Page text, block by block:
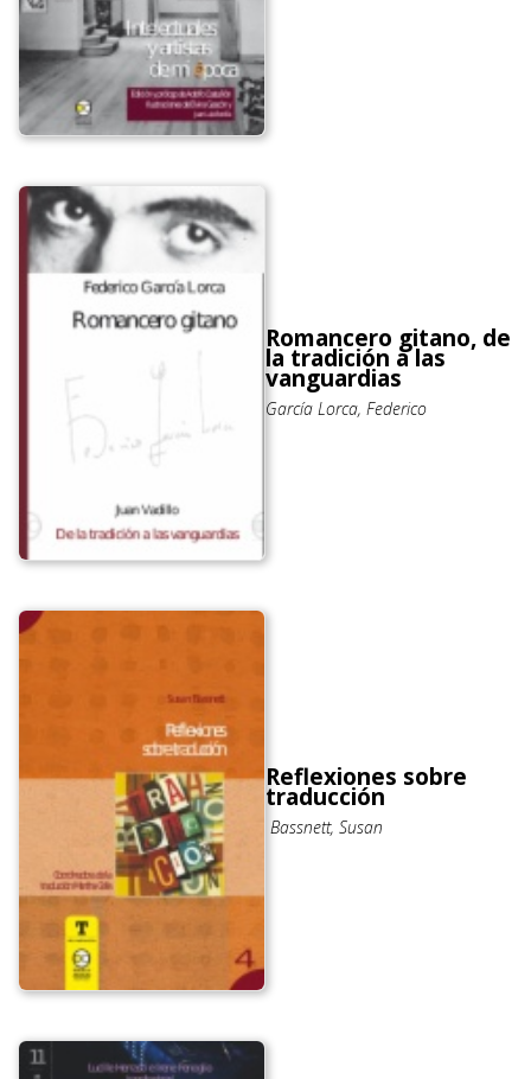
Romancero gitano, de
la tradición a las
vanguardias
García Lorca, Federico
Reflexiones sobre
traducción
Bassnett, Susan